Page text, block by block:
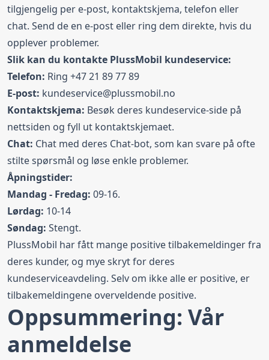
tilgjengelig per e-post, kontaktskjema, telefon eller
chat. Send de en e-post eller ring dem direkte, hvis du
opplever problemer.
Slik kan du kontakte PlussMobil kundeservice:
Telefon: Ring +47 21 89 77 89
E-post: kundeservice@plussmobil.no
Kontaktskjema: Besøk deres kundeservice-side på
nettsiden og fyll ut kontaktskjemaet.
Chat: Chat med deres Chat-bot, som kan svare på ofte
stilte spørsmål og løse enkle problemer.
Åpningstider:
Mandag - Fredag: 09-16.
Lørdag: 10-14
Søndag: Stengt.
PlussMobil har fått mange positive tilbakemeldinger fra
deres kunder, og mye skryt for deres
kundeserviceavdeling. Selv om ikke alle er positive, er
tilbakemeldingene overveldende positive.
Oppsummering: Vår
anmeldelse